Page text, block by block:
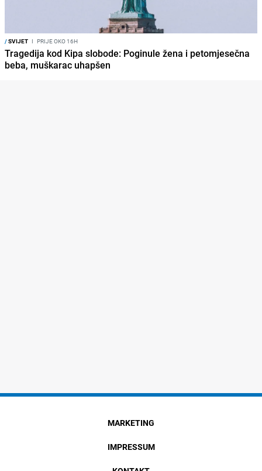
/SVIJET I PRIJE OKO 16H
Tragedija kod Kipa slobode: Poginule žena i petomjesečna
beba, muškarac uhapšen
MARKETING
IMPRESSUM